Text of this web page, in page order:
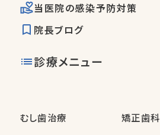
当医院の感染予防対策
院長ブログ
診療メニュー
むし歯治療
矯正歯科